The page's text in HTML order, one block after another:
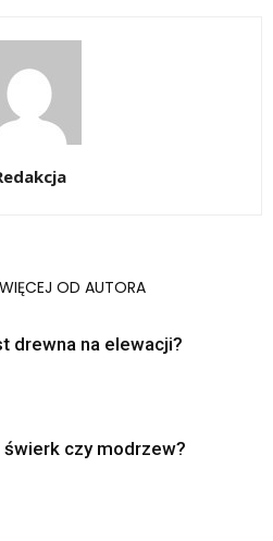
WIĘCEJ OD AUTORA
drewna na elewacji?
świerk czy modrzew?